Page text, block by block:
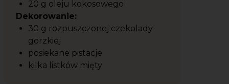
20 g oleju kokosowego
Dekorowanie:
30 g rozpuszczonej czekolady
gorzkiej
posiekane pistacje
kilka listków mięty